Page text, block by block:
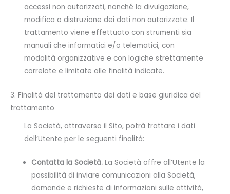
accessi non autorizzati, nonché la divulgazione,
modifica o distruzione dei dati non autorizzate. Il
trattamento viene effettuato con strumenti sia
manuali che informatici e/o telematici, con
modalità organizzative e con logiche strettamente
correlate e limitate alle finalità indicate.
3. Finalità del trattamento dei dati e base giuridica del
trattamento
La Società, attraverso il Sito, potrà trattare i dati
dell’Utente per le seguenti finalità:
Contatta la Società. La Società offre all’Utente la
possibilità di inviare comunicazioni alla Società,
domande e richieste di informazioni sulle attività,